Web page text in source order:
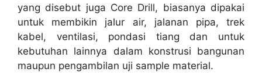
yang disebut juga Core Drill, biasanya dipakai
untuk membikin jalur air, jalanan pipa, trek
kabel, ventilasi, pondasi tiang dan untuk
kebutuhan lainnya dalam konstrusi bangunan
maupun pengambilan uji sample material.